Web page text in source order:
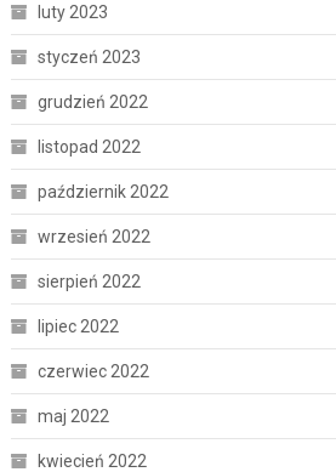
luty 2023
styczeń 2023
grudzień 2022
listopad 2022
październik 2022
wrzesień 2022
sierpień 2022
lipiec 2022
czerwiec 2022
maj 2022
kwiecień 2022